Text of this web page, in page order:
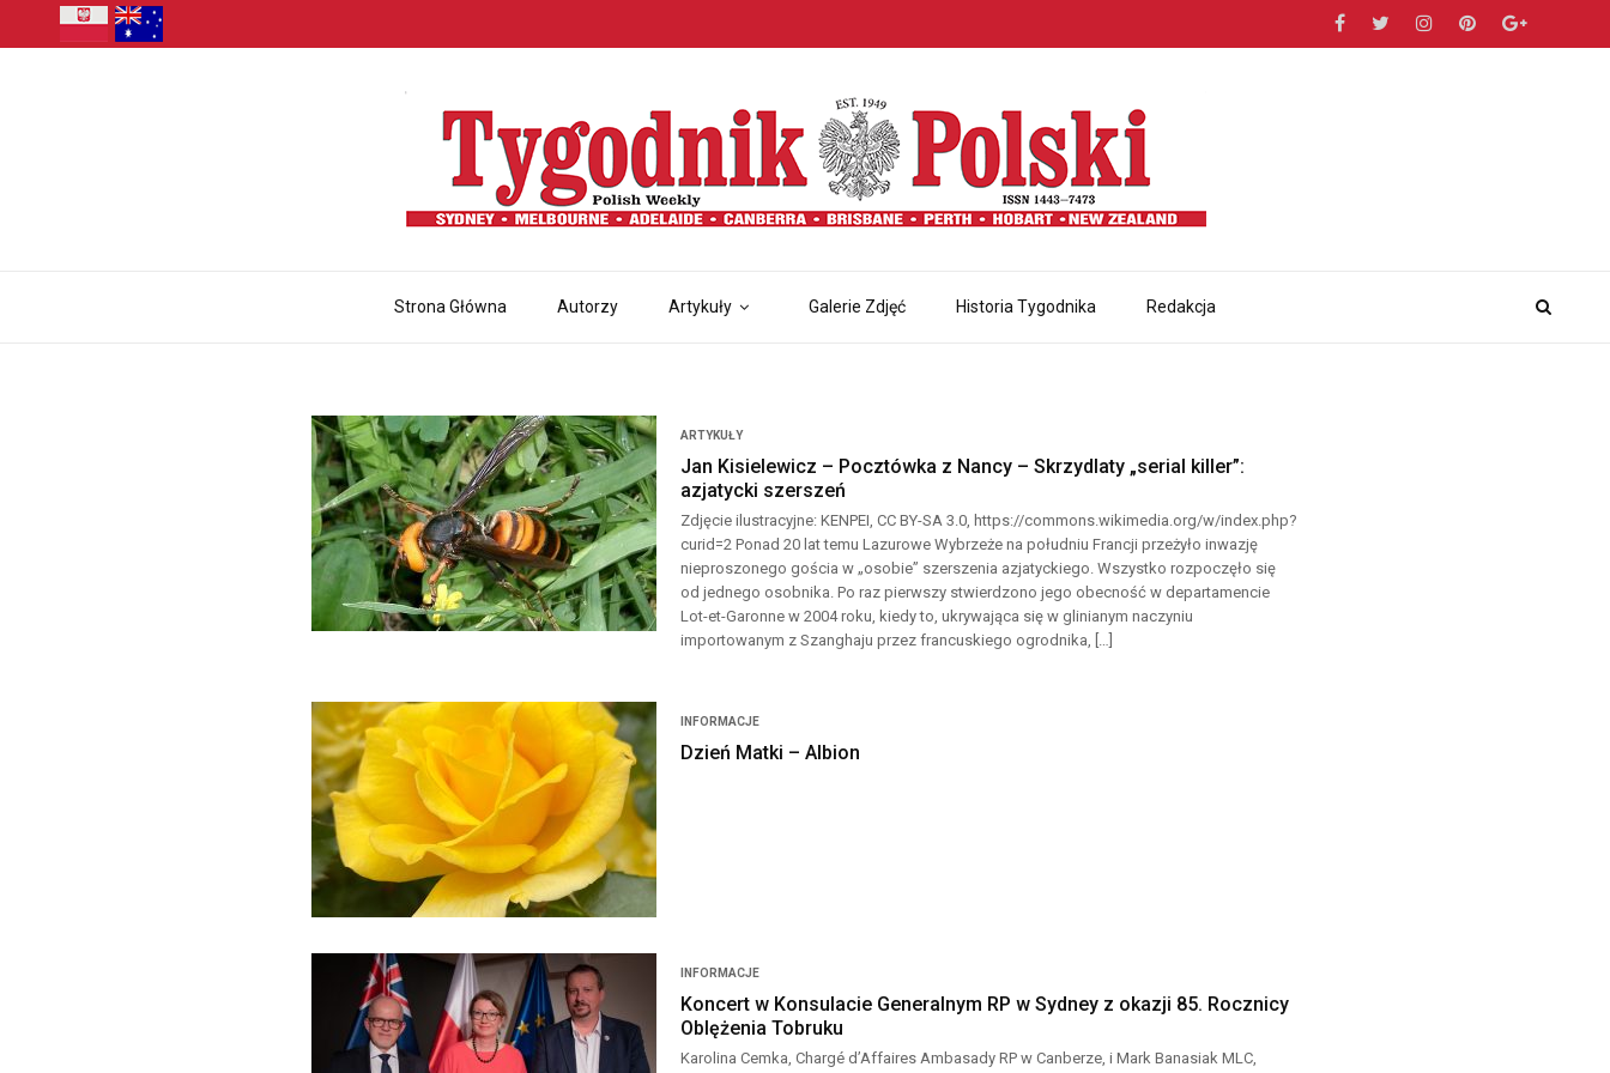
Strona Główna Autorzy Artykuły Galerie Zdjęć Historia Tygodnika Redakcja
ARTYKUŁY
Jan Kisielewicz – Pocztówka z Nancy – Skrzydlaty „serial killer”:
azjatycki szerszeń
Zdjęcie ilustracyjne: KENPEI, CC BY-SA 3.0, https://commons.wikimedia.org/w/index.php?
curid=2 Ponad 20 lat temu Lazurowe Wybrzeże na południu Francji przeżyło inwazję
nieproszonego gościa w „osobie” szerszenia azjatyckiego. Wszystko rozpoczęło się
od jednego osobnika. Po raz pierwszy stwierdzono jego obecność w departamencie
Lot-et-Garonne w 2004 roku, kiedy to, ukrywająca się w glinianym naczyniu
importowanym z Szanghaju przez francuskiego ogrodnika, […]
INFORMACJE
Dzień Matki – Albion
INFORMACJE
Koncert w Konsulacie Generalnym RP w Sydney z okazji 85. Rocznicy
Oblężenia Tobruku
Karolina Cemka, Chargé d’Affaires Ambasady RP w Canberze, i Mark Banasiak MLC,